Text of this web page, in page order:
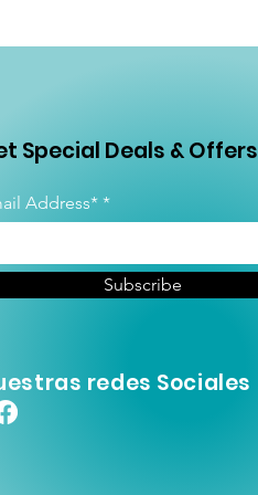
Special Deals & Offers
Address*
Subscribe
redes Sociales